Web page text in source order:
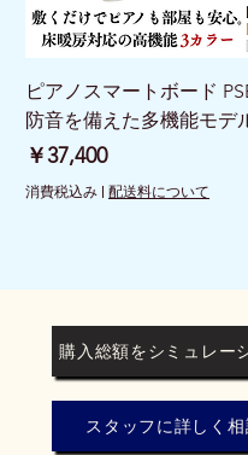
ピアノスマートボード
防音を備えた多機能モデ
価格
￥37,400
消費税込み | 配送料について
購入総額をシミュレー
スタッフに詳しく